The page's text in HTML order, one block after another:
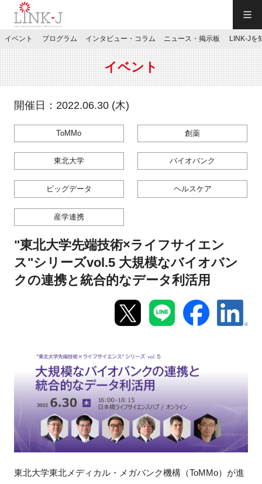
JP／EN
特別会員専用メニュー
お問い合わせ
マイページ
新規登録
インタビュー・コラム
ニュース・掲示板
LINK-Jを知る
特別会員
イベント プログラム インタビュー・コラム ニュース・掲示板 LINK-Jを
イベント
開催日：2022.06.30 (木)
ToMMo 創薬
東北大学 バイオバンク
ビッグデータ ヘルスケア
産学連携
"東北大学先端技術×ライフサイエン
ス"シリーズvol.5 大規模なバイオバン
クの連携と統合的なデータ利活用
東北大学東北メディカル・メガバンク機構（ToMMo）が進